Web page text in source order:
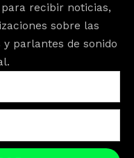
recibir noticias,
sobre las
parlantes de sonido